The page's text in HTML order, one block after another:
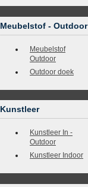
Meubelstof - Outdoor
Meubelstof
Outdoor
Outdoor doek
Kunstleer
Kunstleer In -
Outdoor
Kunstleer Indoor